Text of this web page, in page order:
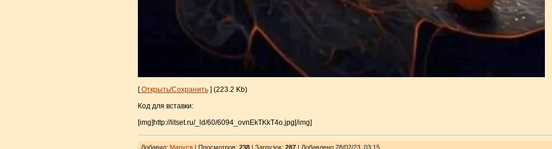
[Открыть/Сохранить] (223.2 Kb)
Код для вставки:
[img]http://litset.ru/_ld/60/6094_ovnEkTKkT4o.jpg[/img]
Добавил: Маруся| Просмотров: 238| Загрузок: 287| Добавлено 28/02/23, 03:15